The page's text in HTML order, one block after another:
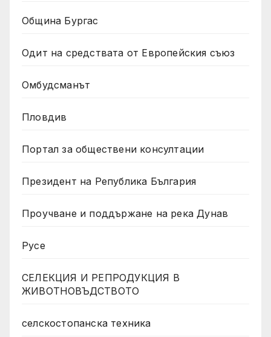
Община Бургас
Одит на средствата от Европейския съюз
Омбудсманът
Пловдив
Портал за обществени консултации
Президент на Република България
Проучване и поддържане на река Дунав
Русе
СЕЛЕКЦИЯ И РЕПРОДУКЦИЯ В
ЖИВОТНОВЪДСТВОТО
селскостопанска техника